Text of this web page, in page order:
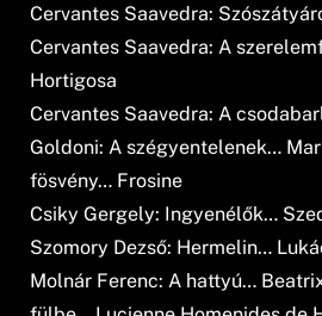
Cervantes Saavedra:
Cervantes Saavedra: A
Hortigosa
Cervantes Saavedra: A
Goldoni: A szégyentelenek…
fösvény… Frosine
Csiky Gergely: Ingyenélők…
Szomory Dezső: Hermelin…
Molnár Ferenc: A hattyú…